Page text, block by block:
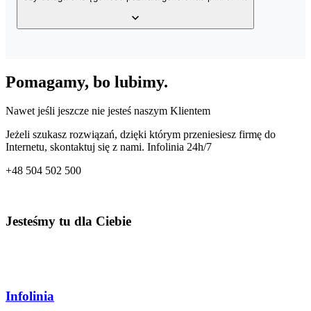
Twoim magazynie z dowolnego miejsca o dowolnej porze.
JPK_KPiR. Dzięki temu co miesiąc przygotujesz odpowiedni plik
Pomagamy, bo lubimy.
Nawet jeśli jeszcze nie jesteś naszym Klientem
Jeżeli szukasz rozwiązań, dzięki którym przeniesiesz firmę do
Internetu, skontaktuj się z nami. Infolinia 24h/7
+48 504 502 500
Jesteśmy tu dla Ciebie
Infolinia